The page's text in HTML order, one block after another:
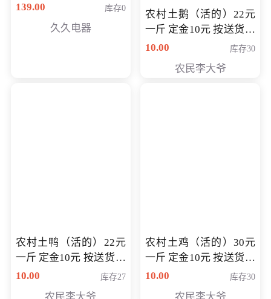
139.00
库存0
久久电器
农村土鹅（活的）22元
一斤 定金10元 按送货交
付时秤重计算货款 定金
10.00 库存30
农民李大爷
农村土鸭（活的）22元
一斤 定金10元 按送货交
付时秤重计算货款 定金
10.00 库存27
农村土鸡（活的）30元
一斤 定金10元 按送货交
付时秤重计算货款 定金
10.00 库存30